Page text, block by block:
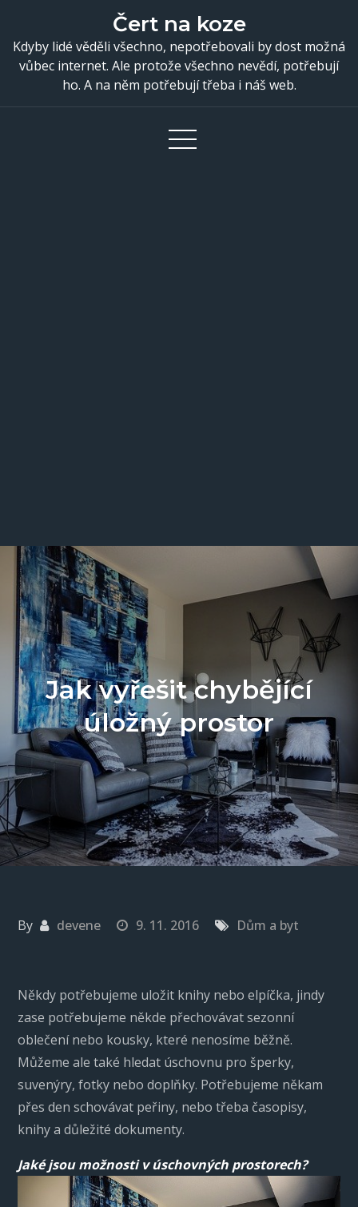
content
Čert na koze
Kdyby lidé věděli všechno, nepotřebovali by dost možná
vůbec internet. Ale protože všechno nevědí, potřebují
ho. A na něm potřebují třeba i náš web.
Jak vyřešit chybějící
úložný prostor
By devene 9. 11. 2016 Dům a byt
Někdy potřebujeme uložit knihy nebo elpíčka, jindy
zase potřebujeme někde přechovávat sezonní
oblečení nebo kousky, které nenosíme běžně.
Můžeme ale také hledat úschovnu pro šperky,
suvenýry, fotky nebo doplňky. Potřebujeme někam
přes den schovávat peřiny, nebo třeba časopisy,
knihy a důležité dokumenty.
Jaké jsou možnosti v úschovných prostorech?